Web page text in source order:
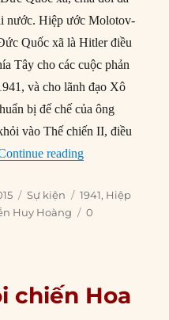
nước. Hiệp ước Molotov-
Quốc xã là Hitler điều
Tây cho các cuộc phản
và cho lãnh đạo Xô
bị đế chế của ông
vào Thế chiến II, điều
reading“13/04/1941:
Categories
Sự kiện Tags
1941, Hiệp
Huy Hoàng
0
chiến Hoa